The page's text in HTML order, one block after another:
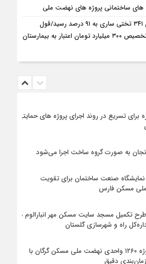
های ساختمانی پروژه های نهضت ملی
پیشرفت بیمارستان ۳۴۱ تختی ساری به ۹۱ درصد رسید/قول
مساعد استاندار برای تخصیص ۳۰۰ میلیارد تومان اعتبار به بیمارستان
برای تسریع در روند اجرای پروژه های حمایتی
به صورت گروه ساخت اجرا می‌شود
نمایشگاه صنعت ساختمان برای تقویت
مسکن فارس
تکمیل مسجد سایت مسکن مهر انبارالوم در
راه و شهرسازی گلستان
شتاب در اجرای پروژه ۱۲۶۰ واحدی نهضت ملی مسکن گرگان با
دقیق